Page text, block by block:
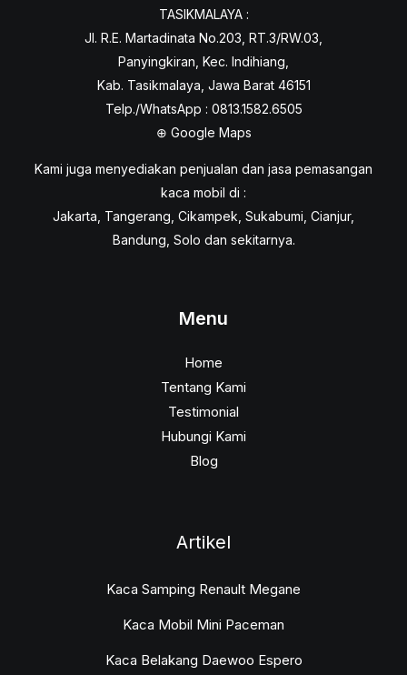
TASIKMALAYA :
Jl. R.E. Martadinata No.203, RT.3/RW.03,
Panyingkiran, Kec. Indihiang,
Kab. Tasikmalaya, Jawa Barat 46151
Telp./WhatsApp : 0813.1582.6505
⊕ Google Maps
Kami juga menyediakan penjualan dan jasa pemasangan
kaca mobil di :
Jakarta, Tangerang, Cikampek, Sukabumi, Cianjur,
Bandung, Solo dan sekitarnya.
Menu
Home
Tentang Kami
Testimonial
Hubungi Kami
Blog
Artikel
Kaca Samping Renault Megane
Kaca Mobil Mini Paceman
Kaca Belakang Daewoo Espero